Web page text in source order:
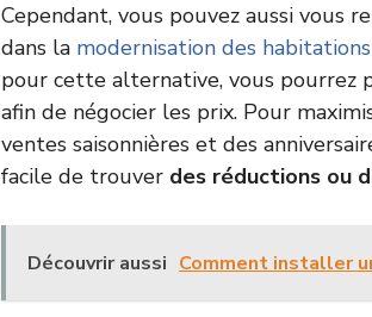
Cependant, vous pouvez aussi vous
dans la modernisation des habitations
pour cette alternative, vous pourrez
afin de négocier les prix. Pour
ventes saisonnières et des
facile de trouver des réductions ou
Découvrir aussi Comment installer